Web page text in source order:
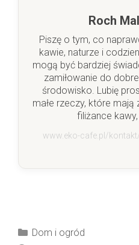
Roch
Piszę o tym, co
kawie, naturze i
mogą być bardziej
zamiłowanie do
środowisko. Lubię
małe rzeczy, które
filiżance
www.eko-cafe.pl/
Kategorie
Dom i ogród